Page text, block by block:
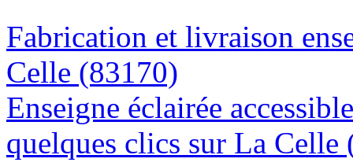
Fabrication et livraison
Celle (83170)
Enseigne éclairée
quelques clics sur La Celle